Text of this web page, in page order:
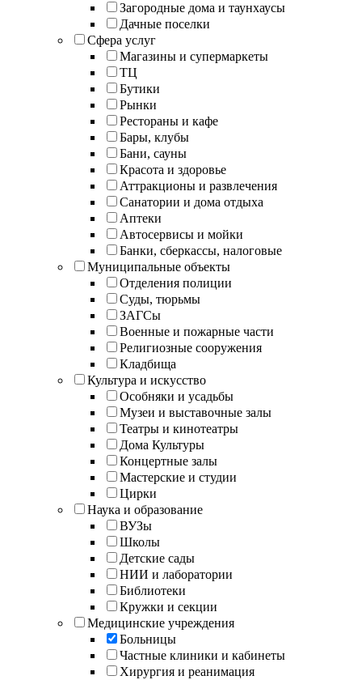
Загородные дома и таунхаусы
Дачные поселки
Сфера услуг
Магазины и супермаркеты
ТЦ
Бутики
Рынки
Рестораны и кафе
Бары, клубы
Бани, сауны
Красота и здоровье
Аттракционы и развлечения
Санатории и дома отдыха
Аптеки
Автосервисы и мойки
Банки, сберкассы, налоговые
Муниципальные объекты
Отделения полиции
Суды, тюрьмы
ЗАГСы
Военные и пожарные части
Религиозные сооружения
Кладбища
Культура и искусство
Особняки и усадьбы
Музеи и выставочные залы
Театры и кинотеатры
Дома Культуры
Концертные залы
Мастерские и студии
Цирки
Наука и образование
ВУЗы
Школы
Детские сады
НИИ и лаборатории
Библиотеки
Кружки и секции
Медицинские учреждения
Больницы
Частные клиники и кабинеты
Хирургия и реанимация